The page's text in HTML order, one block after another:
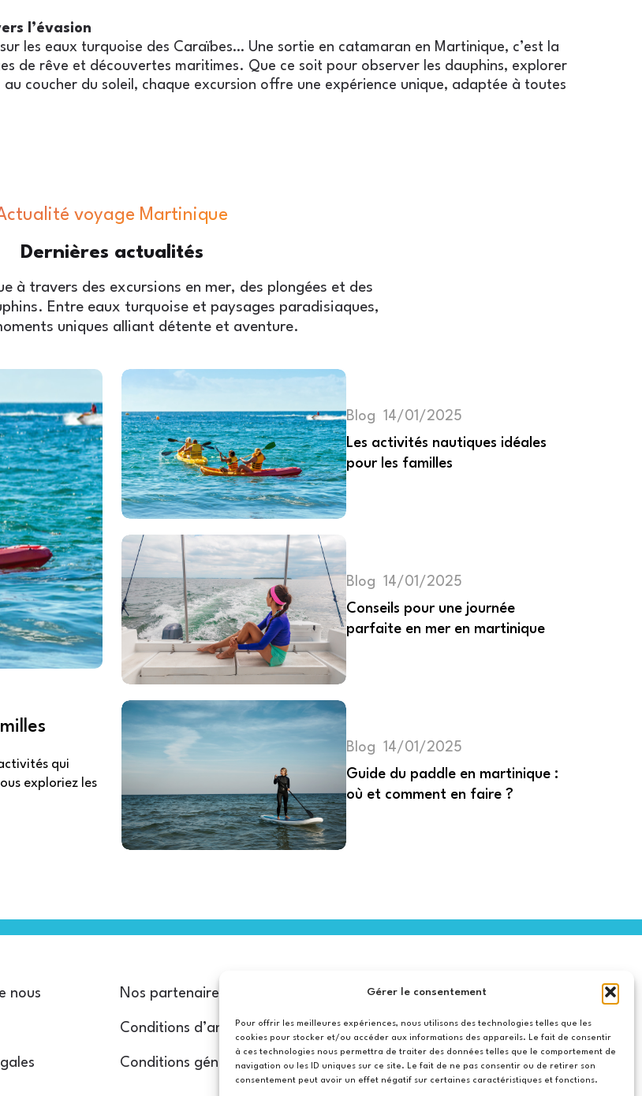
Gérer le consentement
Pour offrir les meilleures expériences, nous utilisons des technologies telles que les
cookies pour stocker et/ou accéder aux informations des appareils. Le fait de consentir
à ces technologies nous permettra de traiter des données telles que le comportement de
navigation ou les ID uniques sur ce site. Le fait de ne pas consentir ou de retirer son
consentement peut avoir un effet négatif sur certaines caractéristiques et fonctions.
l’évasion
les eaux turquoise des Caraïbes… Une sortie en catamaran en Martinique, c’est la
de rêve et découvertes maritimes. Que ce soit pour observer les dauphins, explorer
coucher du soleil, chaque excursion offre une expérience unique, adaptée à toutes
voyage Martinique
Dernières actualités
à travers des excursions en mer, des plongées et des
Entre eaux turquoise et paysages paradisiaques,
uniques alliant détente et aventure.
qui
exploriez les
Blog
14/01/2025
Les activités nautiques idéales
pour les familles
Blog
14/01/2025
Conseils pour une journée
parfaite en mer en martinique
Blog
14/01/2025
Guide du paddle en martinique :
où et comment en faire ?
nous Nos partenaires
Conditions d’annulation
Conditions générales
Confidentialité
Mon compte